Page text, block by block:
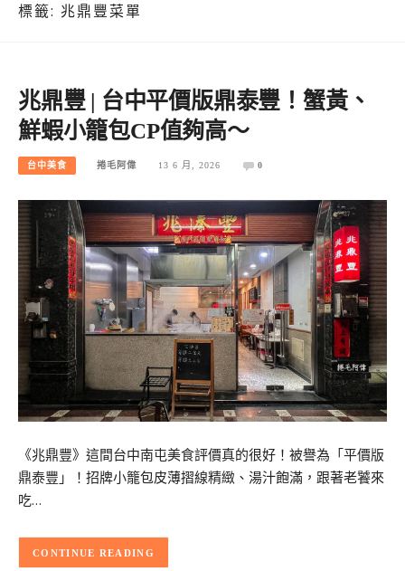
標籤: 兆鼎豐菜單
兆鼎豐 | 台中平價版鼎泰豐！蟹黃、
鮮蝦小籠包CP值夠高～
台中美食 捲毛阿偉 13 6 月, 2026 0
《兆鼎豐》這間台中南屯美食評價真的很好！被譽為「平價版
鼎泰豐」！招牌小籠包皮薄摺線精緻、湯汁飽滿，跟著老饕來
吃…
CONTINUE READING